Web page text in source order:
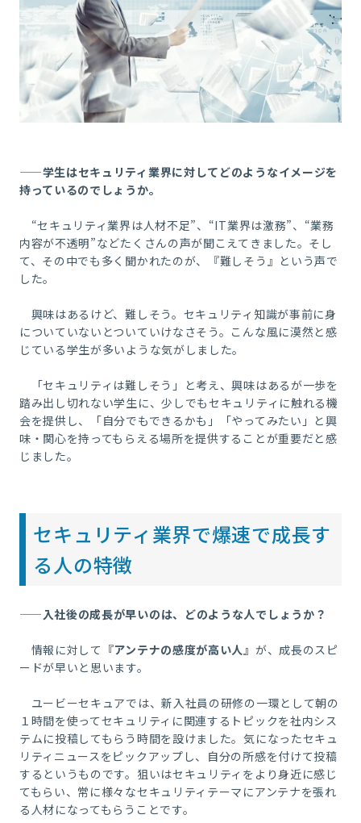
――学生はセキュリティ業界に対してどのようなイメージを
持っているのでしょうか。
“セキュリティ業界は人材不足”、“IT業界は激務”、“業務
内容が不透明”などたくさんの声が聞こえてきました。そし
て、その中でも多く聞かれたのが、『難しそう』という声で
した。
興味はあるけど、難しそう。セキュリティ知識が事前に身
についていないとついていけなさそう。こんな風に漠然と感
じている学生が多いような気がしました。
「セキュリティは難しそう」と考え、興味はあるが一歩を
踏み出し切れない学生に、少しでもセキュリティに触れる機
会を提供し、「自分でもできるかも」「やってみたい」と興
味・関心を持ってもらえる場所を提供することが重要だと感
じました。
セキュリティ業界で爆速で成長す
る人の特徴
――入社後の成長が早いのは、どのような人でしょうか？
情報に対して 『アンテナの感度が高い人』 が、成長のスピ
ードが早いと思います。
ユービーセキュアでは、新入社員の研修の一環として朝の
１時間を使ってセキュリティに関連するトピックを社内シス
テムに投稿してもらう時間を設けました。気になったセキュ
リティニュースをピックアップし、自分の所感を付けて投稿
するというものです。狙いはセキュリティをより身近に感じ
てもらい、常に様々なセキュリティテーマにアンテナを張れ
る人材になってもらうことです。